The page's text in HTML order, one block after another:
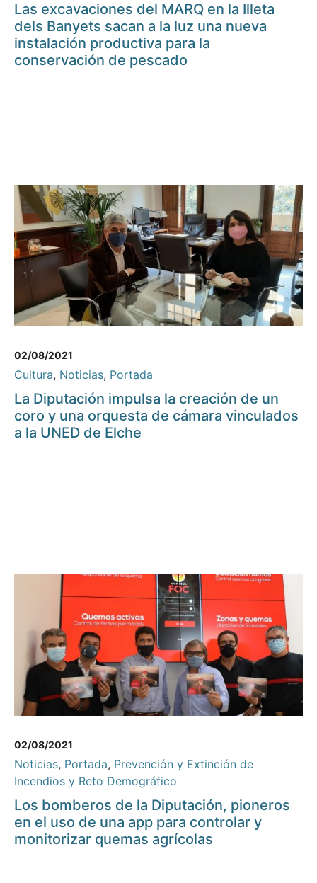
Las excavaciones del MARQ en la Illeta
dels Banyets sacan a la luz una nueva
instalación productiva para la
conservación de pescado
02/08/2021
Cultura, Noticias, Portada
La Diputación impulsa la creación de un
coro y una orquesta de cámara vinculados
a la UNED de Elche
02/08/2021
Noticias, Portada, Prevención y Extinción de
Incendios y Reto Demográfico
Los bomberos de la Diputación, pioneros
en el uso de una app para controlar y
monitorizar quemas agrícolas